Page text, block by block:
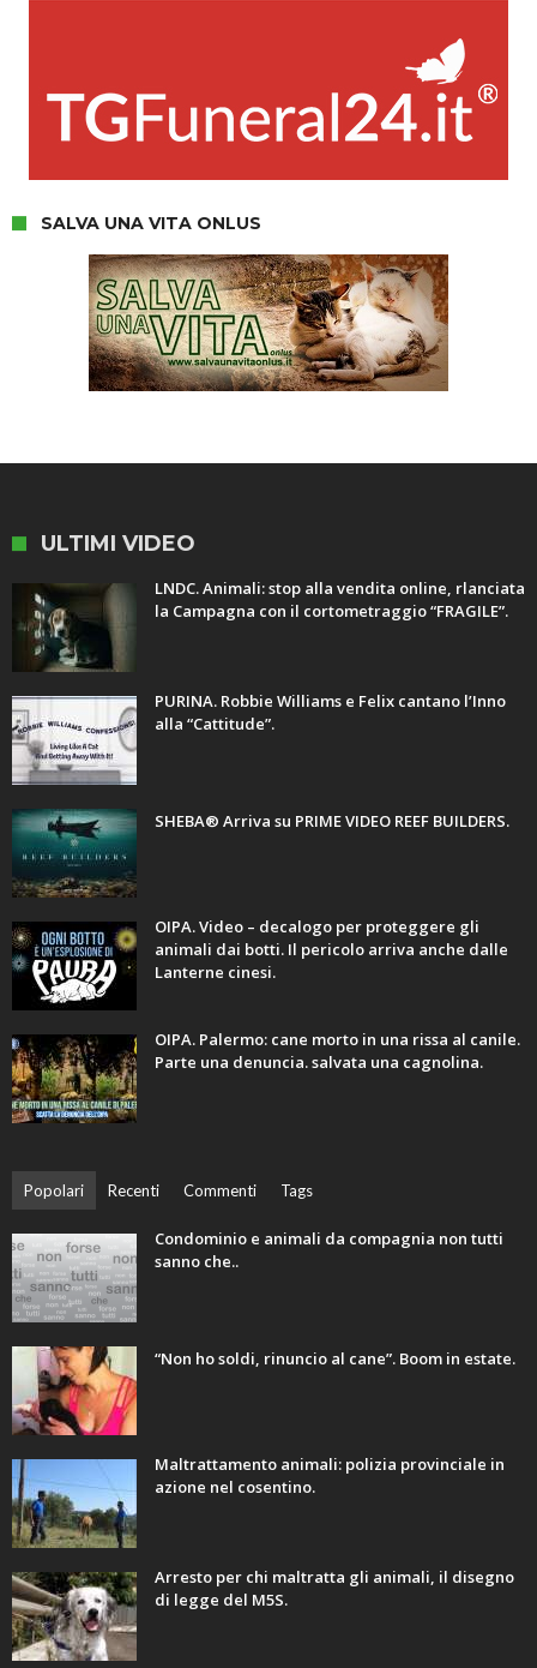
SALVA UNA VITA ONLUS
ULTIMI VIDEO
LNDC. Animali: stop alla vendita online, rlanciata
la Campagna con il cortometraggio “FRAGILE”.
PURINA. Robbie Williams e Felix cantano l’Inno
alla “Cattitude”.
SHEBA® Arriva su PRIME VIDEO REEF BUILDERS.
OIPA. Video – decalogo per proteggere gli
animali dai botti. Il pericolo arriva anche dalle
Lanterne cinesi.
OIPA. Palermo: cane morto in una rissa al canile.
Parte una denuncia. salvata una cagnolina.
Popolari Recenti Commenti Tags
Condominio e animali da compagnia non tutti
sanno che..
“Non ho soldi, rinuncio al cane”. Boom in estate.
Maltrattamento animali: polizia provinciale in
azione nel cosentino.
Arresto per chi maltratta gli animali, il disegno
di legge del M5S.